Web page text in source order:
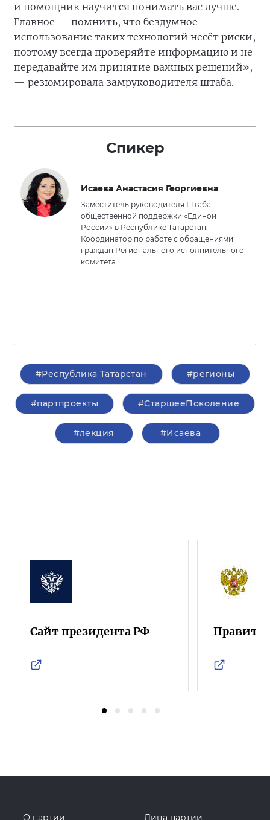
и помощник научится понимать вас лучше.
Главное — помнить, что бездумное
использование таких технологий несёт риски,
поэтому всегда проверяйте информацию и не
передавайте им принятие важных решений»,
— резюмировала замруководителя штаба.
Спикер
Исаева Анастасия Георгиевна
Заместитель руководителя Штаба
общественной поддержки «Единой
России» в Республике Татарстан,
Координатор по работе с обращениями
граждан Регионального исполнительного
комитета
#Республика Татарстан #регионы
#партпроекты #СтаршееПоколение
#лекция #Исаева
Сайт президента РФ
О партии
Лица партии